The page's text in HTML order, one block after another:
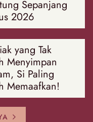
Sepanjang
2026
yang Tak
Menyimpan
Si Paling
Memaafkan!